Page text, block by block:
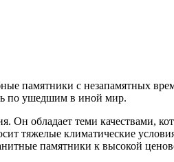
памятники с незапамятных
по ушедшим в иной мир.
обладает теми качествами,
тяжелые климатические
памятники к высокой